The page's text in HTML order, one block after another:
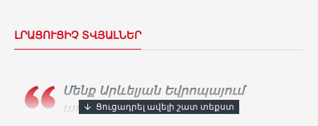
ԼՐԱՑՈՒՑԻՉ ՏՎՅԱԼՆԵՐ
Մենք Արևելյան Եվրոպայում
ադամանդե գործիքների